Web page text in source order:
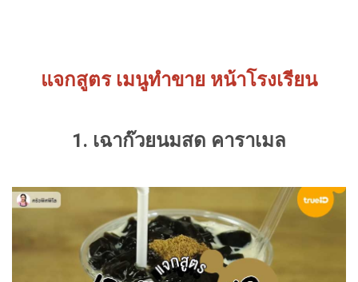
แจกสูตร เมนูทำขาย หน้าโรงเรียน
1. เฉาก๊วยนมสด คาราเมล